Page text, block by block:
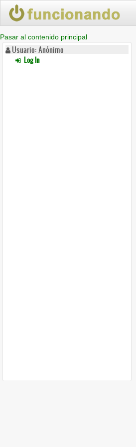
Pasar al contenido principal
Usuario: Anónimo
Log In